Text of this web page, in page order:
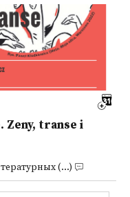
Zeny, transe i
(...)